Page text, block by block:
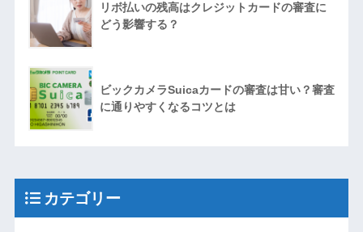
リボ払いの残高はクレジットカードの審査に
どう影響する？
ビックカメラSuicaカードの審査は甘い？審査
に通りやすくなるコツとは
カテゴリー